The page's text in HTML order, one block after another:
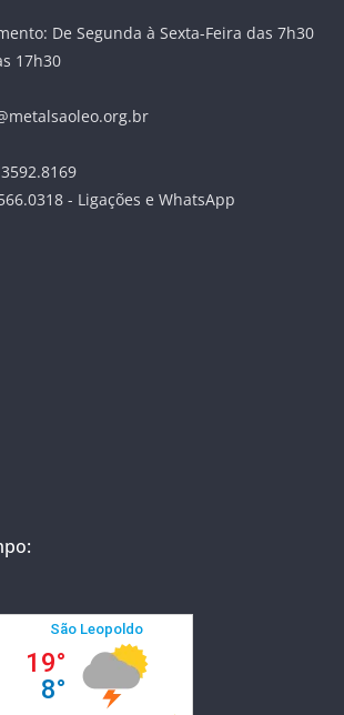
De Segunda à Sexta-Feira das 7h30
17h30
- Ligações e WhatsApp